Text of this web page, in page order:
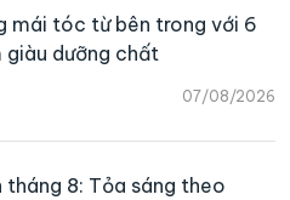
07/08/2026
mái tóc từ bên trong với 6
giàu dưỡng chất
tháng 8: Tỏa sáng theo